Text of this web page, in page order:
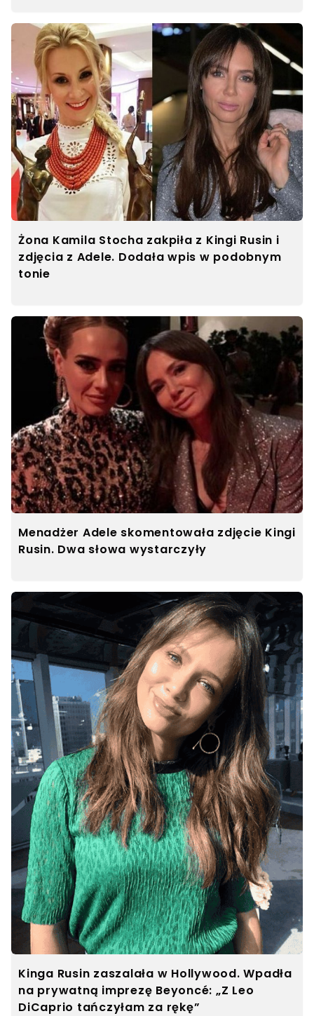
Żona Kamila Stocha zakpiła z Kingi Rusin i
zdjęcia z Adele. Dodała wpis w podobnym
tonie
Menadżer Adele skomentowała zdjęcie Kingi
Rusin. Dwa słowa wystarczyły
Kinga Rusin zaszalała w Hollywood. Wpadła
na prywatną imprezę Beyoncé:‬ „Z Leo
DiCaprio tańczyłam za rękę”